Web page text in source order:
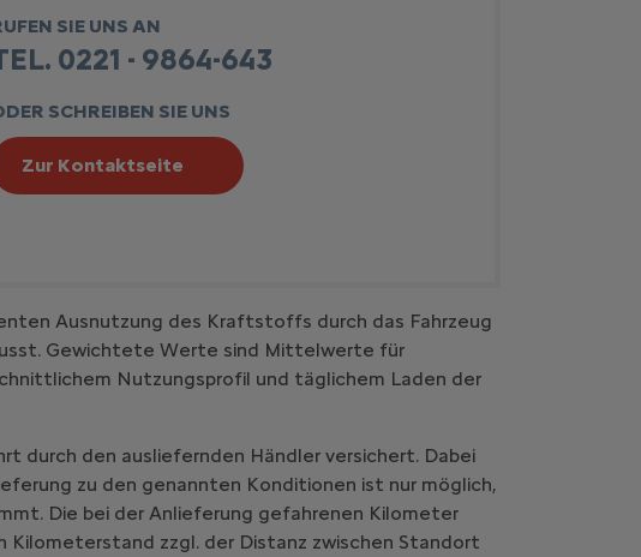
SIE UNS AN
0221 - 9864-643
SCHREIBEN SIE UNS
Zur Kontaktseite
Ausnutzung des Kraftstoffs durch das Fahrzeug
Gewichtete Werte sind Mittelwerte für
Nutzungsprofil und täglichem Laden der
durch den ausliefernden Händler versichert. Dabei
zu den genannten Konditionen ist nur möglich,
Die bei der Anlieferung gefahrenen Kilometer
Kilometerstand zzgl. der Distanz zwischen Standort